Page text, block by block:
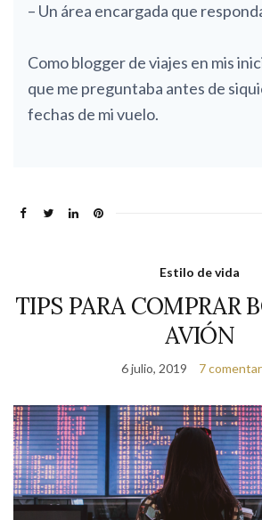
– Un área encargada que
Como blogger de viajes en mis
que me preguntaba antes de
fechas de mi vuelo.
Estilo de vida
TIPS PARA COMPRAR
AVIÓN
6 julio, 2019 7